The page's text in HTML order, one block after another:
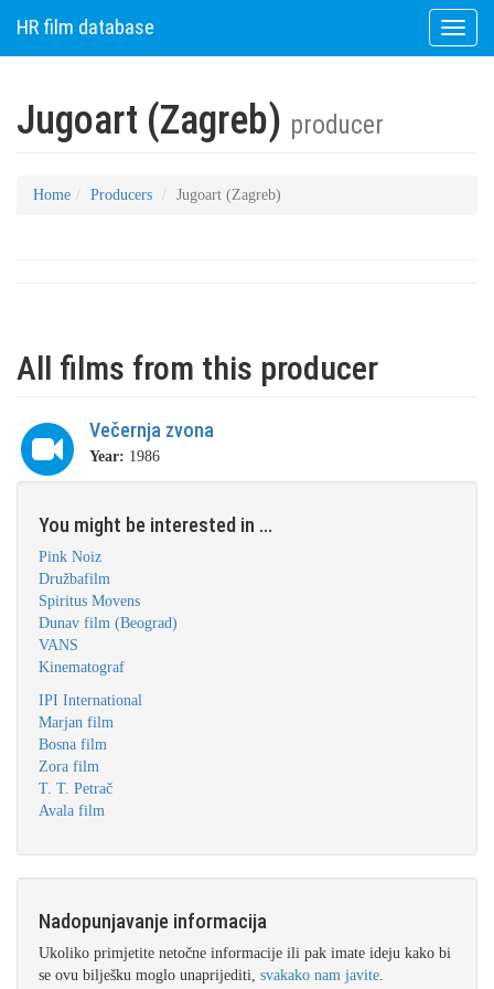
Toggle
HR film database
Jugoart (Zagreb) producer
Home Producers Jugoart (Zagreb)
All films from this producer
Večernja zvona
Year: 1986
You might be interested in ...
Pink Noiz
Družbafilm
Spiritus Movens
Dunav film (Beograd)
VANS
Kinematograf
IPI International
Marjan film
Bosna film
Zora film
T. T. Petrač
Avala film
Nadopunjavanje informacija
Ukoliko primjetite netočne informacije ili pak imate ideju kako bi
se ovu bilješku moglo unaprijediti, svakako nam javite.